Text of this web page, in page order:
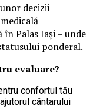
decizii
Palas Iași – unde
ponderal.
evaluare?
confortul tău
cântarului